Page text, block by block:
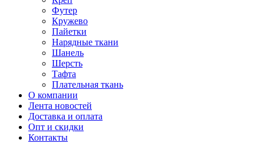
Футер
Кружево
Пайетки
Нарядные ткани
Шанель
Шерсть
Тафта
Плательная ткань
О компании
Лента новостей
Доставка и оплата
Опт и скидки
Контакты